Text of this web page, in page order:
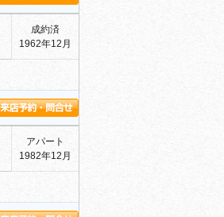
成約済
1962年12月
アパート
1982年12月